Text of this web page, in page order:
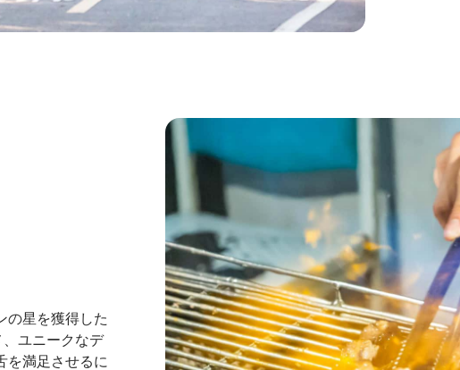
の星を獲得した
ユニークなデ
を満足させるに